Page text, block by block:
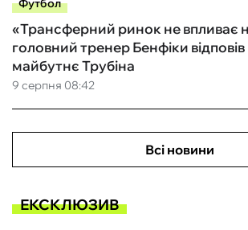
Футбол
9 серпня 08:42
«Трансферний ринок не впливає
головний тренер Бенфіки
майбутнє Трубіна
Всі новини
ЕКСКЛЮЗИВ